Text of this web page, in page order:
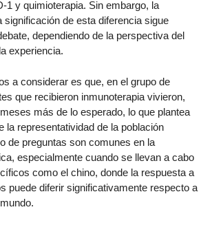
1 y quimioterapia. Sin embargo, la
significación de esta diferencia sigue
dependiendo de la perspectiva del
experiencia.
a considerar es que, en el grupo de
que recibieron inmunoterapia vivieron,
más de lo esperado, lo que plantea
la representatividad de la población
de preguntas son comunes en la
especialmente cuando se llevan a cabo
como el chino, donde la respuesta a
puede diferir significativamente respecto a